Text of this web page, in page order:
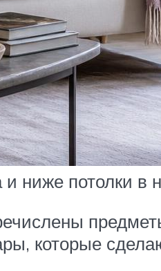
ниже потолки в
которые